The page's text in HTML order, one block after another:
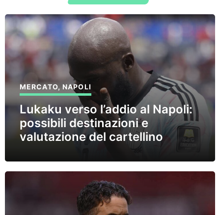
MERCATO,NAPOLI
Lukaku verso l’addio al Napoli:
possibili destinazioni e
valutazione del cartellino